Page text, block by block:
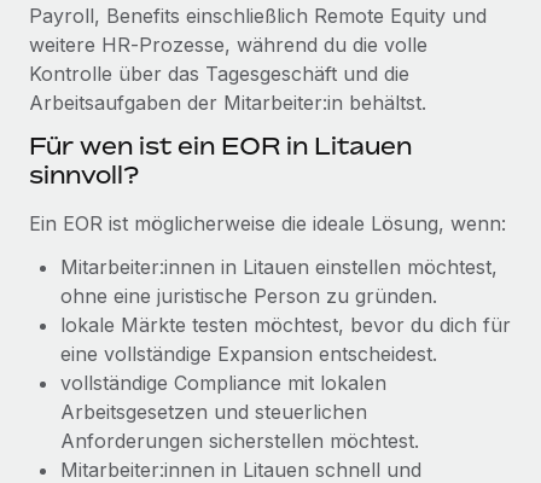
Globale Bereitstellung und Verfolgung von IT-
Geräten
Gründung von Niederlassungen
Niederlassungen
Mühelose Relocation von Mitarbeiter:innen
Benefits
Mühelose Verwaltung von Benefits
Mehr erfahren
Strategische Partnerschaft zwischen
Management und Payroll
Reverse Tech auf einen Blick Das Gesundheits- und
Wellness-Startup Reverse Tech hat das globale...
Mehr erfahren
EOR und PEO
Contractor Management
Den Blog erkunden
Neues zu Remote-Produkten: Integration mit
Gusto und Zero und Contractor Management
Plus
Auch im neuen Jahr wollen wir bei Remote Unternehmen
aller Größen dabei unterstützen, die beste...
Mehr erfahren
Payroll, Benefits einschließlich Remote Equity und
weitere HR‑Prozesse, während du die volle
Kontrolle über das Tagesgeschäft und die
Arbeitsaufgaben der Mitarbeiter:in behältst.
Für wen ist ein EOR in Litauen
sinnvoll?
Ein EOR ist möglicherweise die ideale Lösung, wenn:
Mitarbeiter:innen in Litauen einstellen möchtest,
ohne eine juristische Person zu gründen.
lokale Märkte testen möchtest, bevor du dich für
eine vollständige Expansion entscheidest.
vollständige Compliance mit lokalen
Arbeitsgesetzen und steuerlichen
Anforderungen sicherstellen möchtest.
Mitarbeiter:innen in Litauen schnell und